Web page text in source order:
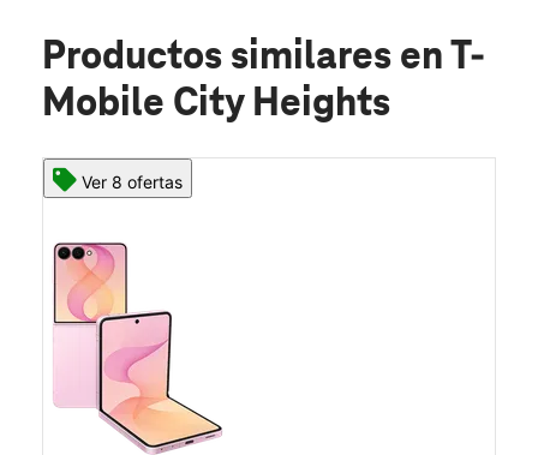
Productos similares en T-
Mobile City Heights
Ver 8 ofertas